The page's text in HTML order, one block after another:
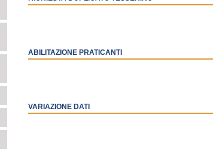
ABILITAZIONE PRATICANTI
VARIAZIONE DATI